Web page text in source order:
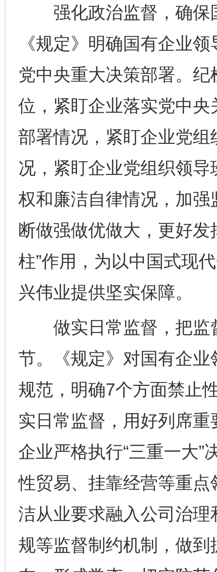
强化政治监督，确保
《规定》明确国有企业
党中央重大决策部署。
位，紧盯企业落实党中
部署情况，紧盯企业党
况，紧盯企业党组织领导
权和廉洁自律情况，加
断做强做优做大，更好发
柱”作用，为以中国式现
兴伟业提供坚实保障。
做实日常监督，把监
节。《规定》对国有企
规范，明确7个方面禁止
实日常监督，用好列席
企业严格执行“三重一大
性贸易、挂靠经营等重
洁从业要求融入公司治
规等监督制约机制，做